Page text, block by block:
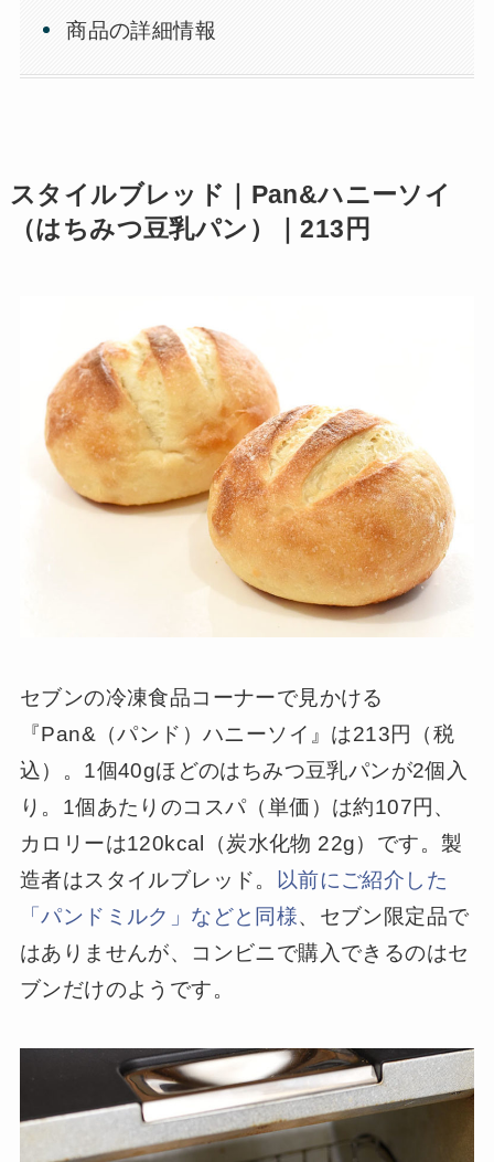
商品の詳細情報
スタイルブレッド｜Pan&ハニーソイ
（はちみつ豆乳パン）｜213円
セブンの冷凍食品コーナーで見かける
『Pan&（パンド）ハニーソイ』は213円（税
込）。1個40gほどのはちみつ豆乳パンが2個入
り。1個あたりのコスパ（単価）は約107円、
カロリーは120kcal（炭水化物 22g）です。製
造者はスタイルブレッド。
以前にご紹介した
「パンドミルク」などと同様、セブン限定品で
はありませんが、コンビニで購入できるのはセ
ブンだけのようです。